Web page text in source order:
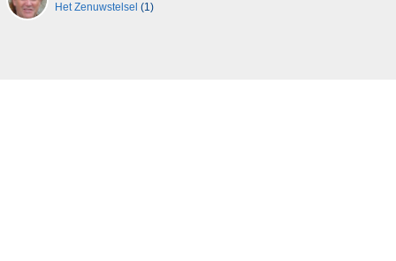
Het Zenuwstelsel (1)